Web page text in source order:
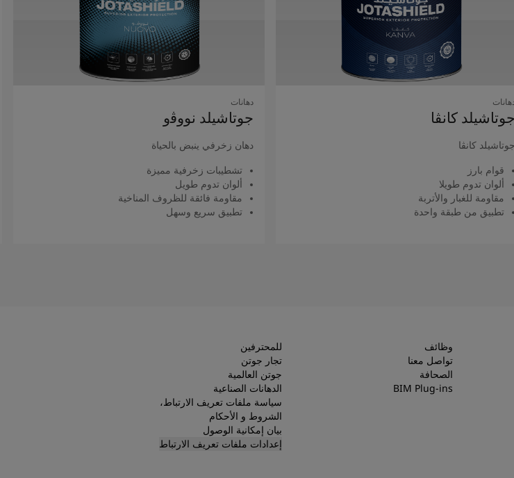
جوتاشيلد كانڤا
جوتاشيلد كانڤا
قوام بارز
ألوان تدوم طويلا
مقاومة للغبار والأتربة
تطبيق من طبقة واحدة
دهانات
ﺟﻮﺗﺎﺷﻴﻠﺪ ﻧﻮوﭬو
دﻫﺎن زﺧﺮﻓﻲ ﻳﻨﺒﺾ ﺑﺎﻟﺤﻴﺎة
تشطيبات زخرفية مميزة
ألوان تدوم طويل
مقاومة فائقة للظروف المناخية
تطبيق سريع وسهل
وظائف
تواصل معنا
الصحافة
BIM Plug-ins
للمحترفين
تجار جوتن
جوتن العالمية
الدهانات الصناعية
سياسة ملفات تعريف الارتباط،
الشروط و الأحكام
بيان إمكانية الوصول
إعدادات ملفات تعريف الارتباط